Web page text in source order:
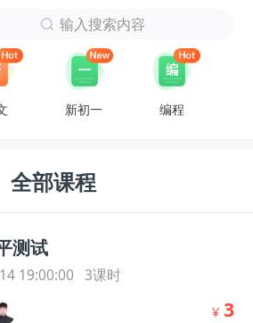
输入搜索内容
新初一 编程
全部课程
测试
19:00:00 3课时
¥ 3